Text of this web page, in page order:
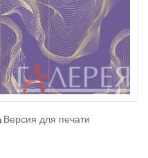
Версия для печати